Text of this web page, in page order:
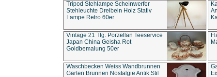
Tripod Stehlampe Scheinwerfer
Stehleuchte Dreibein Holz Stativ
Lampe Retro 60er
Vintage 21 Tlg. Porzellan Teeservice
Japan China Geisha Rot
Goldbemalung 50er
Waschbecken Weiss Wandbrunnen
Garten Brunnen Nostalgie Antik Stil